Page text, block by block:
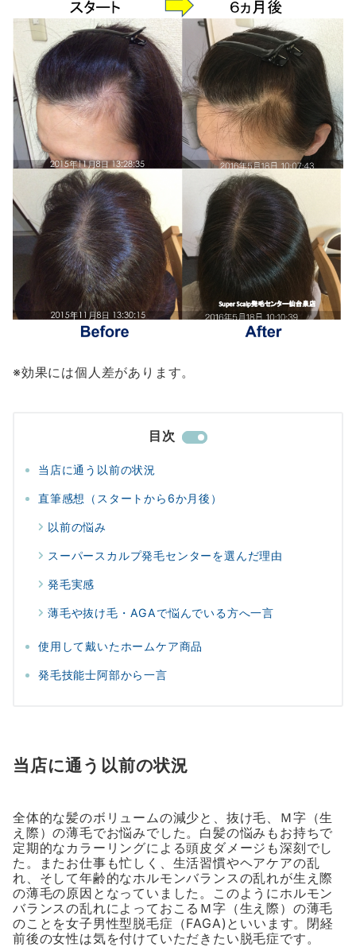
※効果には個人差があります。
目次
当店に通う以前の状況
直筆感想（スタートから6か月後）
以前の悩み
スーパースカルプ発毛センターを選んだ理由
発毛実感
薄毛や抜け毛・AGAで悩んでいる方へ一言
使用して戴いたホームケア商品
発毛技能士阿部から一言
当店に通う以前の状況
全体的な髪のボリュームの減少と、抜け毛、Ｍ字（生
え際）の薄毛でお悩みでした。白髪の悩みもお持ちで
定期的なカラーリングによる頭皮ダメージも深刻でし
た。またお仕事も忙しく、生活習慣やヘアケアの乱
れ、そして年齢的なホルモンバランスの乱れが生え際
の薄毛の原因となっていました。このようにホルモン
バランスの乱れによっておこるＭ字（生え際）の薄毛
のことを女子男性型脱毛症（FAGA)といいます。閉経
前後の女性は気を付けていただきたい脱毛症です。